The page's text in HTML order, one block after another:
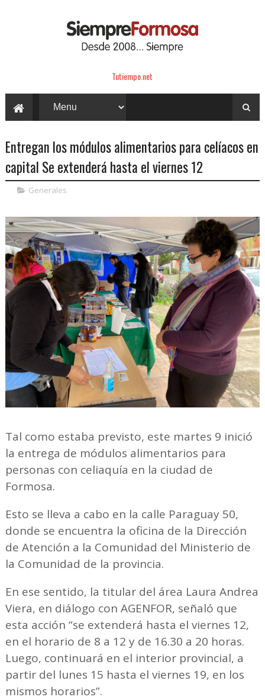
Tutiempo.net
Entregan los módulos alimentarios para celíacos en
capital Se extenderá hasta el viernes 12
Generales
Tal como estaba previsto, este martes 9 inició
la entrega de módulos alimentarios para
personas con celiaquía en la ciudad de
Formosa.
Esto se lleva a cabo en la calle Paraguay 50,
donde se encuentra la oficina de la Dirección
de Atención a la Comunidad del Ministerio de
la Comunidad de la provincia.
En ese sentido, la titular del área Laura Andrea
Viera, en diálogo con AGENFOR, señaló que
esta acción “se extenderá hasta el viernes 12,
en el horario de 8 a 12 y de 16.30 a 20 horas.
Luego, continuará en el interior provincial, a
partir del lunes 15 hasta el viernes 19, en los
mismos horarios”.